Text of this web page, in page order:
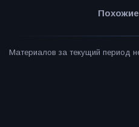
Материалов за текущий период